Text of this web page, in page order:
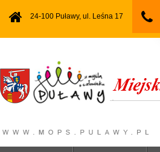
24-100 Puławy, ul. Leśna 17